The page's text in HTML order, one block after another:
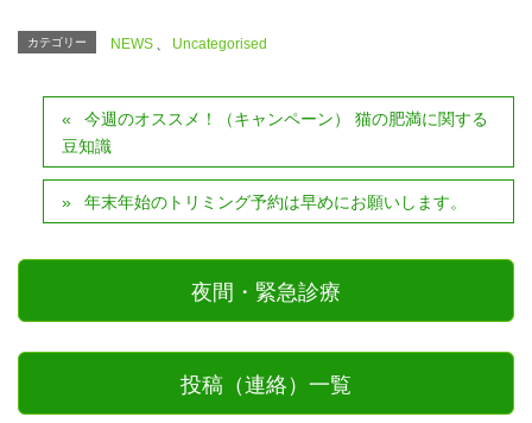
カテゴリー NEWS 、 Uncategorised
今週のオススメ！（キャンペーン） 猫の肥満に関する
豆知識
年末年始のトリミング予約は早めにお願いします。
夜間・緊急診療
投稿（連絡）一覧